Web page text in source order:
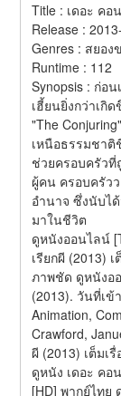
Title : เดอะ คอ
Release :
Genres : สยอ
Runtime : 112
Synopsis : ก่อ
เฮี้ยนยิ่งกว่าเกิ
"The
เหนือธรรมชาติ
ช่วยครอบครัวที่
ผู้คน ครอบครัว
อำนาจ ซึ่งนับไ
มาในชีวิต
ดูหนังออนไลน์
เรียกผี (2013)
ภาพชัด ดูหนังอ
(2013). วันที่เ
Animation,
Crawford,
ผี (2013) เต็มเ
ดูหนัง เดอะ คอ
[HD] พากย์ไทย